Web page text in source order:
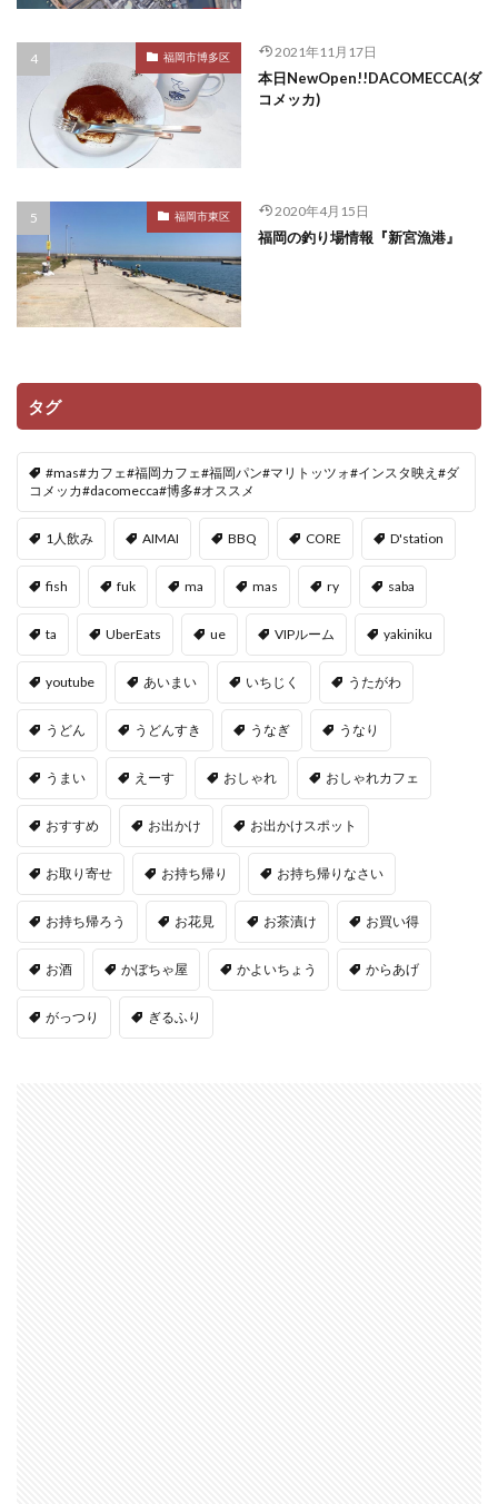
福岡市博多区 2021年11月17日
本日NewOpen!!DACOMECCA(ダ
コメッカ)
福岡市東区 2020年4月15日
福岡の釣り場情報『新宮漁港』
タグ
#mas#カフェ#福岡カフェ#福岡パン#マリトッツォ#インスタ映え#ダ
コメッカ#dacomecca#博多#オススメ
1人飲み AIMAI BBQ CORE D'station
fish fuk ma mas ry saba
ta UberEats ue VIPルーム yakiniku
youtube あいまい いちじく うたがわ
うどん うどんすき うなぎ うなり
うまい えーす おしゃれ おしゃれカフェ
おすすめ お出かけ お出かけスポット
お取り寄せ お持ち帰り お持ち帰りなさい
お持ち帰ろう お花見 お茶漬け お買い得
お酒 かぼちゃ屋 かよいちょう からあげ
がっつり ぎるふり